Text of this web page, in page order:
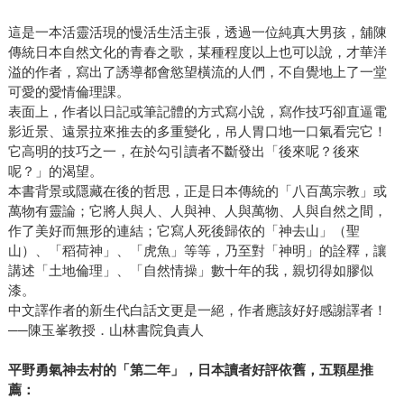
這是一本活靈活現的慢活生活主張，透過一位純真大男孩，舖陳
傳統日本自然文化的青春之歌，某種程度以上也可以說，才華洋
溢的作者，寫出了誘導都會慾望橫流的人們，不自覺地上了一堂
可愛的愛情倫理課。
表面上，作者以日記或筆記體的方式寫小說，寫作技巧卻直逼電
影近景、遠景拉來推去的多重變化，吊人胃口地一口氣看完它！
它高明的技巧之一，在於勾引讀者不斷發出「後來呢？後來
呢？」的渴望。
本書背景或隱藏在後的哲思，正是日本傳統的「八百萬宗教」或
萬物有靈論；它將人與人、人與神、人與萬物、人與自然之間，
作了美好而無形的連結；它寫人死後歸依的「神去山」（聖
山）、「稻荷神」、「虎魚」等等，乃至對「神明」的詮釋，讓
講述「土地倫理」、「自然情操」數十年的我，親切得如膠似
漆。
中文譯作者的新生代白話文更是一絕，作者應該好好感謝譯者！
──陳玉峯教授．山林書院負責人
平野勇氣神去村的「第二年」，日本讀者好評依舊，五顆星推
薦：